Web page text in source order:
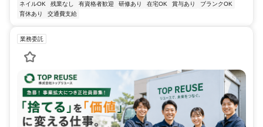
ネイルOK
残業なし 有資格者歓迎 研修あり 在宅OK 賞与あり
ブランクOK
育休あり
交通費支給
業務委託